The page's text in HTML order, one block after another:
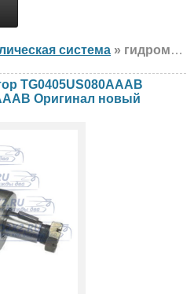
система » гидромотор Оригинал TG0405US080AAAB WTG0405US080AAAB Avant Tecno, New Holland, John Deere, новый
TG0405US080AAAB
Оригинал новый